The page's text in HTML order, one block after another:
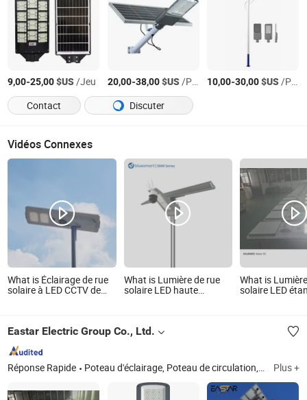
9,00-25,00$US/Jeu 20,00-38,00$US/Pièce 10,00-30,00$US/Pièce
Contact
Discuter
Vidéos Connexes
What is Éclairage de rue
solaire à LED CCTV de
What is Lumière de rue
solaire LED haute
What is
solaire LED
Eastar Electric Group Co., Ltd.
Réponse Rapide Poteau d'éclairage, Poteau de circulation, Lumière LED AC, Lumière LED solaire DC, Système solaire Plus +